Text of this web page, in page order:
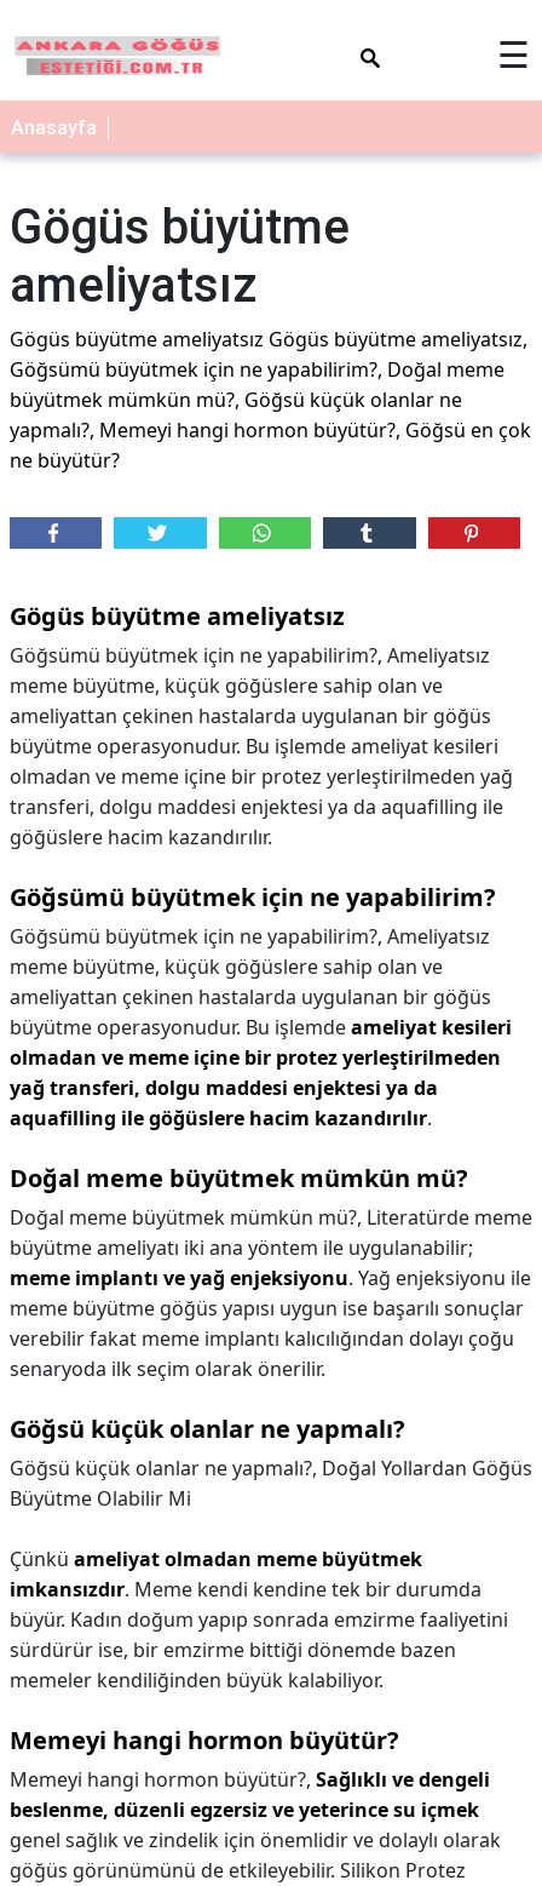
☰
Anasayfa
Gögüs büyütme
ameliyatsız
Gögüs büyütme ameliyatsız Gögüs büyütme ameliyatsız,
Göğsümü büyütmek için ne yapabilirim?, Doğal meme
büyütmek mümkün mü?, Göğsü küçük olanlar ne
yapmalı?, Memeyi hangi hormon büyütür?, Göğsü en çok
ne büyütür?
Gögüs büyütme ameliyatsız
Göğsümü büyütmek için ne yapabilirim?, Ameliyatsız
meme büyütme, küçük göğüslere sahip olan ve
ameliyattan çekinen hastalarda uygulanan bir göğüs
büyütme operasyonudur. Bu işlemde ameliyat kesileri
olmadan ve meme içine bir protez yerleştirilmeden yağ
transferi, dolgu maddesi enjektesi ya da aquafilling ile
göğüslere hacim kazandırılır.
Göğsümü büyütmek için ne yapabilirim?
Göğsümü büyütmek için ne yapabilirim?, Ameliyatsız
meme büyütme, küçük göğüslere sahip olan ve
ameliyattan çekinen hastalarda uygulanan bir göğüs
büyütme operasyonudur. Bu işlemdeameliyat kesileri
olmadan ve meme içine bir protez yerleştirilmeden
yağ transferi, dolgu maddesi enjektesi ya da
aquafilling ile göğüslere hacim kazandırılır.
Doğal meme büyütmek mümkün mü?
Doğal meme büyütmek mümkün mü?, Literatürde meme
büyütme ameliyatı iki ana yöntem ile uygulanabilir;
meme implantı ve yağ enjeksiyonu. Yağ enjeksiyonu ile
meme büyütme göğüs yapısı uygun ise başarılı sonuçlar
verebilir fakat meme implantı kalıcılığından dolayı çoğu
senaryoda ilk seçim olarak önerilir.
Göğsü küçük olanlar ne yapmalı?
Göğsü küçük olanlar ne yapmalı?, Doğal Yollardan Göğüs
Büyütme Olabilir Mi
Çünkü ameliyat olmadan meme büyütmek
imkansızdır. Meme kendi kendine tek bir durumda
büyür. Kadın doğum yapıp sonrada emzirme faaliyetini
sürdürür ise, bir emzirme bittiği dönemde bazen
memeler kendiliğinden büyük kalabiliyor.
Memeyi hangi hormon büyütür?
Memeyi hangi hormon büyütür?, Sağlıklı ve dengeli
beslenme, düzenli egzersiz ve yeterince su içmek
genel sağlık ve zindelik için önemlidir ve dolaylı olarak
göğüs görünümünü de etkileyebilir. Silikon Protez